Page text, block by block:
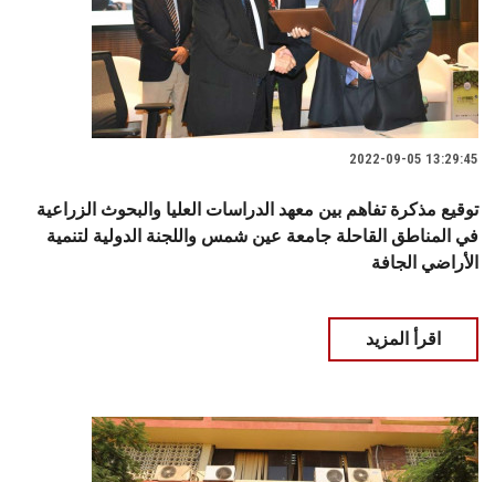
2022-09-05 13:29:45
توقيع مذكرة تفاهم بين معهد الدراسات العليا والبحوث الزراعية
في المناطق القاحلة جامعة عين شمس واللجنة الدولية لتنمية
الأراضي الجافة
اقرأ المزيد